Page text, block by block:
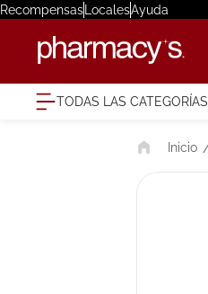
RecompensasLocalesAyuda
TODAS LAS CATEGORÍAS